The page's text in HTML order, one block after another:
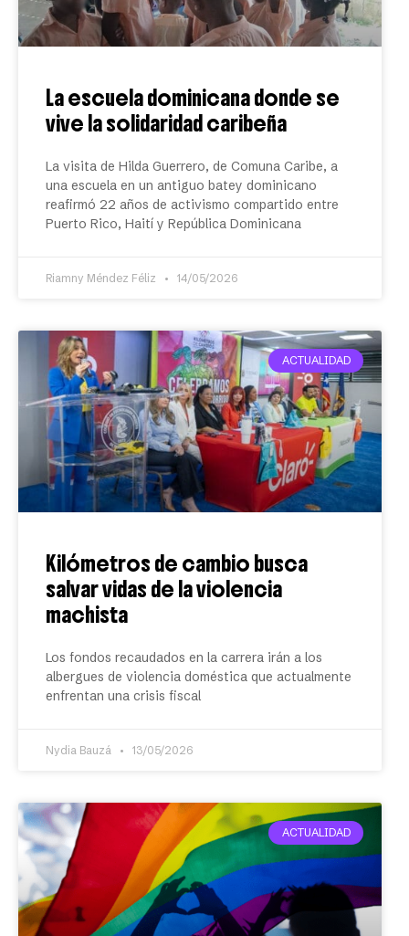
La escuela dominicana donde se
vive la solidaridad caribeña
La visita de Hilda Guerrero, de Comuna Caribe, a
una escuela en un antiguo batey dominicano
reafirmó 22 años de activismo compartido entre
Puerto Rico, Haití y República Dominicana
Riamny Méndez Féliz 14/05/2026
ACTUALIDAD
Kilómetros de cambio busca
salvar vidas de la violencia
machista
Los fondos recaudados en la carrera irán a los
albergues de violencia doméstica que actualmente
enfrentan una crisis fiscal
Nydia Bauzá 13/05/2026
ACTUALIDAD